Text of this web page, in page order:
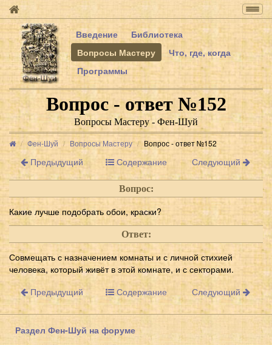
Введение
Библиотека
Вопросы Мастеру
Что, где, когда
Программы
Вопрос - ответ №152
Вопросы Мастеру - Фен-Шуй
Фен-Шуй Вопросы Мастеру Вопрос - ответ №152
Предыдущий Содержание Следующий
Вопрос:
Какие лучше подобрать обои, краски?
Ответ:
Совмещать с назначением комнаты и с личной стихией
человека, который живёт в этой комнате, и с секторами.
Предыдущий
Содержание Следующий
Раздел Фен-Шуй на форуме